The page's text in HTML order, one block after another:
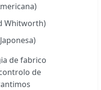
Whitworth)
de fabrico
de